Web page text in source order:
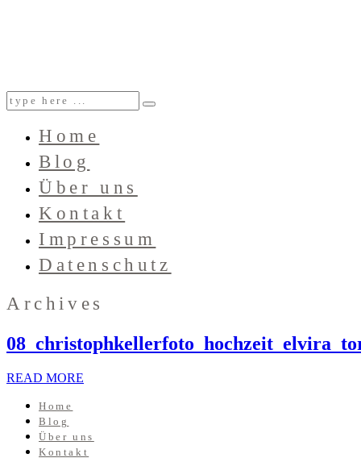
Home
Blog
Über uns
Kontakt
Impressum
Datenschutz
Archives
READ MORE
Home
Blog
Über uns
Kontakt